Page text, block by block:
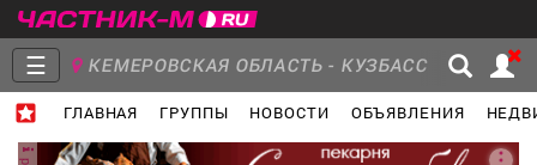
☰ КЕМЕРОВСКАЯ ОБЛАСТЬ - КУЗБАСС
ГЛАВНАЯ ГРУППЫ НОВОСТИ ОБЪЯВЛЕНИЯ
Главная
Группы Новости